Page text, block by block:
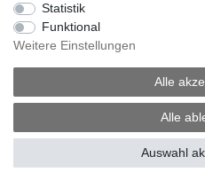
Statistik
Funktional
Weitere Einstellungen
Alle
Alle
Auswahl
Impressum
Widerrufs­recht